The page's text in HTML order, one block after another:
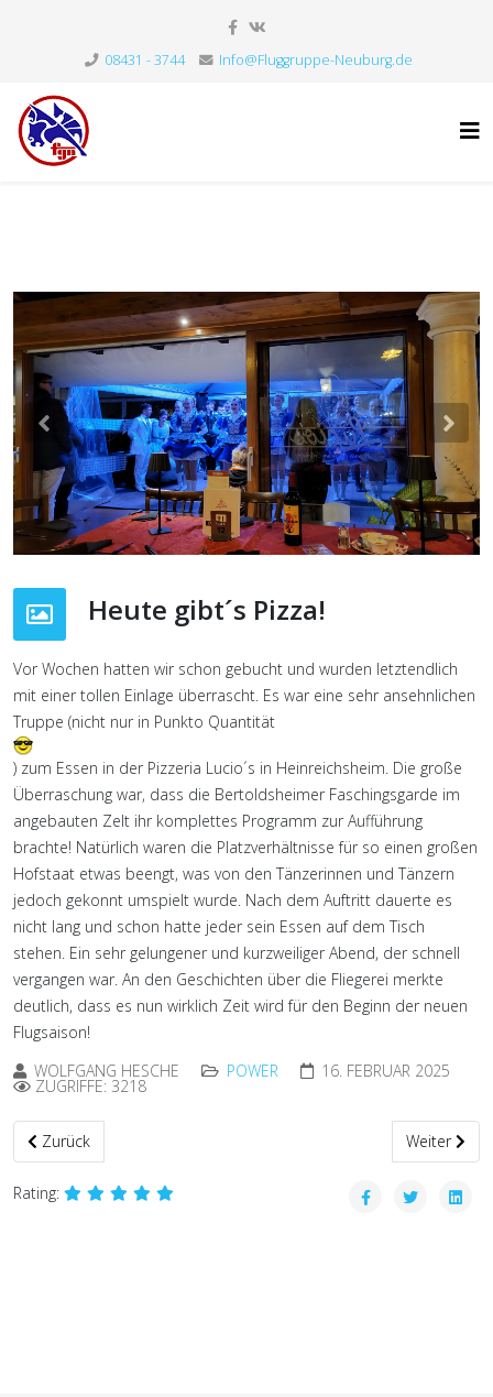
08431 - 3744 Info@Fluggruppe-Neuburg.de
Previous
Heute gibt´s Pizza!
Vor Wochen hatten wir schon gebucht und wurden letztendlich
mit einer tollen Einlage überrascht. Es war eine sehr ansehnlichen
Truppe (nicht nur in Punkto Quantität
) zum Essen in der Pizzeria Lucio´s in Heinreichsheim. Die große
Überraschung war, dass die Bertoldsheimer Faschingsgarde im
angebauten Zelt ihr komplettes Programm zur Aufführung
brachte! Natürlich waren die Platzverhältnisse für so einen großen
Hofstaat etwas beengt, was von den Tänzerinnen und Tänzern
jedoch gekonnt umspielt wurde. Nach dem Auftritt dauerte es
nicht lang und schon hatte jeder sein Essen auf dem Tisch
stehen. Ein sehr gelungener und kurzweiliger Abend, der schnell
vergangen war. An den Geschichten über die Fliegerei merkte
deutlich, dass es nun wirklich Zeit wird für den Beginn der neuen
Flugsaison!
WOLFGANG HESCHE
POWER 16. FEBRUAR 2025
ZUGRIFFE: 3218
Vorheriger Beitrag: Jahreshauptversammlung
Zurück Nächster
Weiter
Rating: